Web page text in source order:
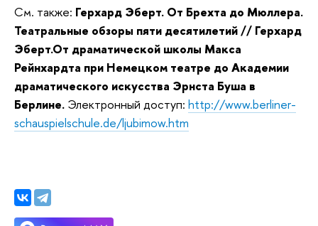
См. также: Герхард Эберт. От Брехта до Мюллера.
Театральные обзоры пяти десятилетий // Герхард
Эберт.От драматической школы Макса
Рейнхардта при Немецком театре до Академии
драматического искусства Эрнста Буша в
Берлине. Электронный доступ: http://www.berliner-
schauspielschule.de/ljubimow.htm